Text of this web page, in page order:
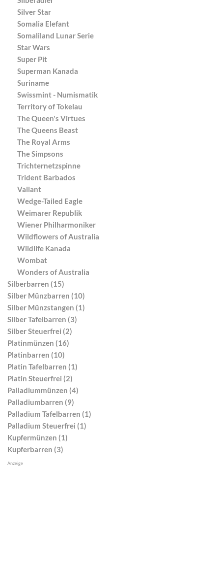
Silver Star
Somalia Elefant
Somaliland Lunar Serie
Star Wars
Super Pit
Superman Kanada
Suriname
Swissmint - Numismatik
Territory of Tokelau
The Queen's Virtues
The Queens Beast
The Royal Arms
The Simpsons
Trichternetzspinne
Trident Barbados
Valiant
Wedge-Tailed Eagle
Weimarer Republik
Wiener Philharmoniker
Wildflowers of Australia
Wildlife Kanada
Wombat
Wonders of Australia
Silberbarren (15)
Silber Münzbarren (10)
Silber Münzstangen (1)
Silber Tafelbarren (3)
Silber Steuerfrei (2)
Platinmünzen (16)
Platinbarren (10)
Platin Tafelbarren (1)
Platin Steuerfrei (2)
Palladiummünzen (4)
Palladiumbarren (9)
Palladium Tafelbarren (1)
Palladium Steuerfrei (1)
Kupfermünzen (1)
Kupferbarren (3)
Anzeige